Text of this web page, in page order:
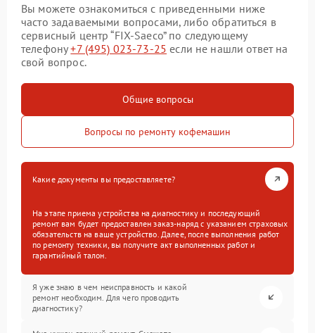
Вы можете ознакомиться с приведенными ниже
часто задаваемыми вопросами, либо обратиться в
сервисный центр “FIX-Saeco” по следующему
телефону+7 (495) 023-73-25 если не нашли ответ на
свой вопрос.
Общие вопросы
Вопросы по ремонту кофемашин
Какие документы вы предоставляете?
На этапе приема устройства на диагностику и последующий
ремонт вам будет предоставлен заказ-наряд с указанием страховых
обязательств на ваше устройство. Далее, после выполнения работ
по ремонту техники, вы получите акт выполненных работ и
гарантийный талон.
Я уже знаю в чем неисправность и какой
ремонт необходим. Для чего проводить
диагностику?